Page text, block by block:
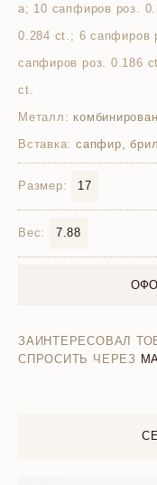
а; 10 сапфиров роз.
0.284 ct.; 6 сапфиров
сапфиров роз. 0.186
ct.
Металл:
Вставка: сапфир,
Размер: 17
Вес: 7.88
ЗАИНТЕРЕСОВАЛ
СПРОСИТЬ ЧЕРЕЗ